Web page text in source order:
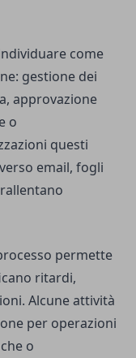
come
gestione dei
approvazione
o
questi
email, fogli
permette
ritardi,
Alcune attività
per operazioni
o